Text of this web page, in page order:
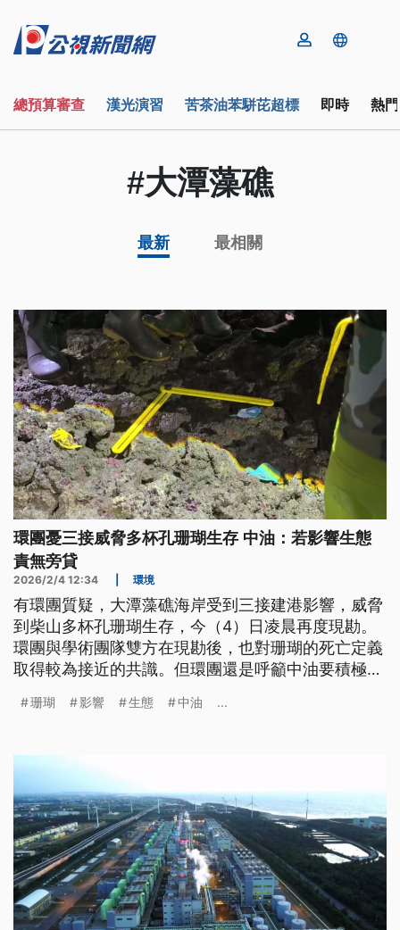
總預算審查 漢光演習 苦茶油苯駢芘超標 即時 熱
#大潭藻礁
最新 最相關
環團憂三接威脅多杯孔珊瑚生存 中油：若影響生態
責無旁貸
2026/2/4 12:34 環境
有環團質疑，大潭藻礁海岸受到三接建港影響，威脅
到柴山多杯孔珊瑚生存，今（4）日凌晨再度現勘。
環團與學術團隊雙方在現勘後，也對珊瑚的死亡定義
取得較為接近的共識。但環團還是呼籲中油要積極面
珊瑚 影響 生態 中油 ...